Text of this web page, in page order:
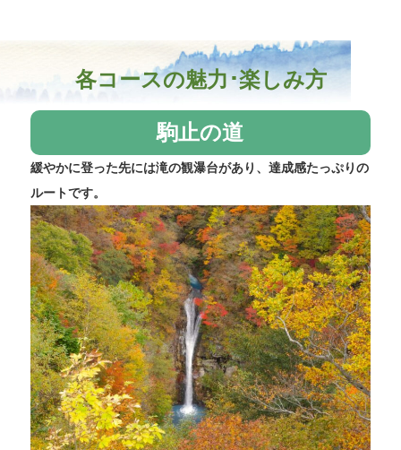
各コースの魅力･楽しみ方
駒止の道
緩やかに登った先には滝の観瀑台があり、達成感たっぷりの
ルートです。